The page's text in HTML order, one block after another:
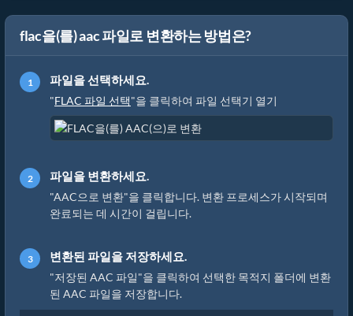
flac을(를) aac 파일로 변환하는 방법은?
파일을 선택하세요.
"FLAC 파일 선택"을 클릭하여 파일 선택기 열기
파일을 변환하세요.
"AAC으로 변환"을 클릭합니다. 변환 프로세스가 시작되며
완료되는 데 시간이 걸립니다.
변환된 파일을 저장하세요.
"저장된 AAC 파일"을 클릭하여 선택한 목적지 폴더에 변환
된 AAC 파일을 저장합니다.